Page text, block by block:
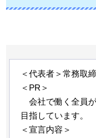
＜代表者＞常務取
＜PR＞
会社で働く全員
目指しています。
＜宣言内容＞